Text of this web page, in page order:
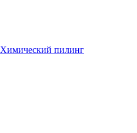
Химический пилинг